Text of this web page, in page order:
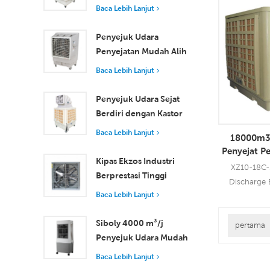
Industri dengan Alat
Penyejukan Ruang
Besar
Baca Lebih Lanjut
Penyejuk Udara
Penyejatan Mudah Alih
18000 m³/j Kecekapan
Kawalan Jauh
Baca Lebih Lanjut
Penyejuk Udara Sejat
Berdiri dengan Kastor
dan Alat Kawalan Jauh
Udara
Baca Lebih Lanjut
Kipas Ekzos Industri
Berprestasi Tinggi
dengan Aliran Udara
Pengudaraan Unggul
Baca Lebih Lanjut
Siboly 4000 m³/j
Penyejuk Udara Mudah
Alih Industri 50L
Baca Lebih Lanjut
jenis lokasi
18000
terkemuka
Baca
Penyejat
Gunung
Udara
XZ10-
Discharge
pertama